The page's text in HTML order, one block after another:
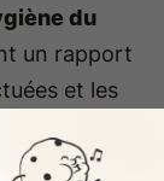
du
un rapport
et les
en
selon 4